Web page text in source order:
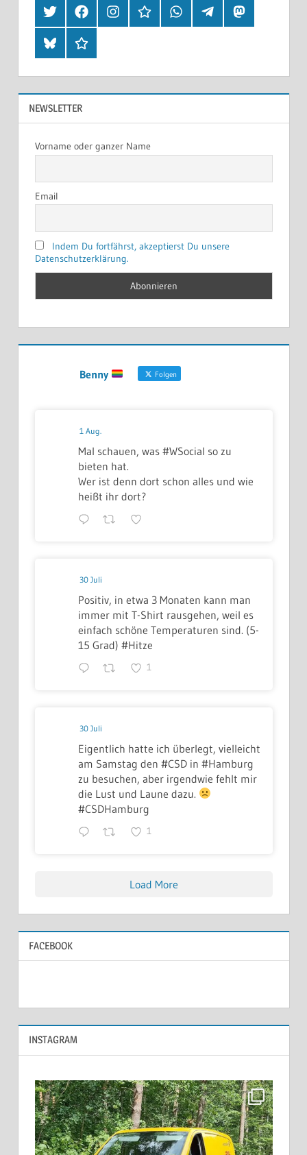
TwitterFacebookInstagramHearthisWhatsappTelegramMastodon
BlueskyThreads
NEWSLETTER
Vorname oder ganzer Name
Email
Indem Du fortfährst, akzeptierst Du unsere
Datenschutzerklärung.
Benny Folgen
1 Aug.
Mal schauen, was #WSocial so zu
bieten hat.
Wer ist denn dort schon alles und wie
heißt ihr dort?
30 Juli
Positiv, in etwa 3 Monaten kann man
immer mit T-Shirt rausgehen, weil es
einfach schöne Temperaturen sind. (5-
15 Grad) #Hitze
1
30 Juli
Eigentlich hatte ich überlegt, vielleicht
am Samstag den #CSD in #Hamburg
zu besuchen, aber irgendwie fehlt mir
die Lust und Laune dazu.
#CSDHamburg
1
Load More
FACEBOOK
INSTAGRAM